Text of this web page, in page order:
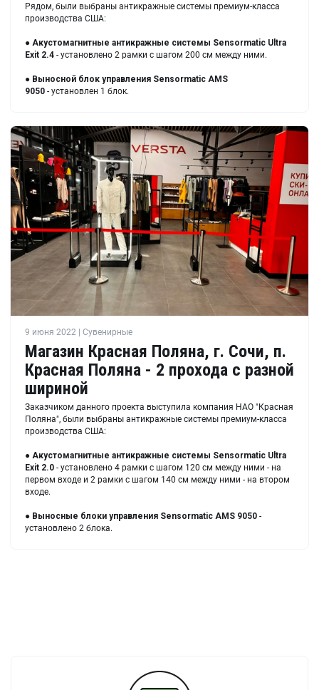
Рядом, были выбраны антикражные системы премиум-класса
производства США:
● Акустомагнитные антикражные системы Sensormatic Ultra
Exit 2.4 - установлено 2 рамки с шагом 200 см между ними.
● Выносной блок управления Sensormatic AMS
9050 - установлен 1 блок.
9 июня 2022 | Сувенирные
Магазин Красная Поляна, г. Сочи, п.
Красная Поляна - 2 прохода с разной
шириной
Заказчиком данного проекта выступила компания НАО "Красная
Поляна", были выбраны антикражные системы премиум-класса
производства США:
● Акустомагнитные антикражные системы Sensormatic Ultra
Exit 2.0 - установлено 4 рамки с шагом 120 см между ними - на
первом входе и 2 рамки с шагом 140 см между ними - на втором
входе.
● Выносные блоки управления Sensormatic AMS 9050 -
установлено 2 блока.